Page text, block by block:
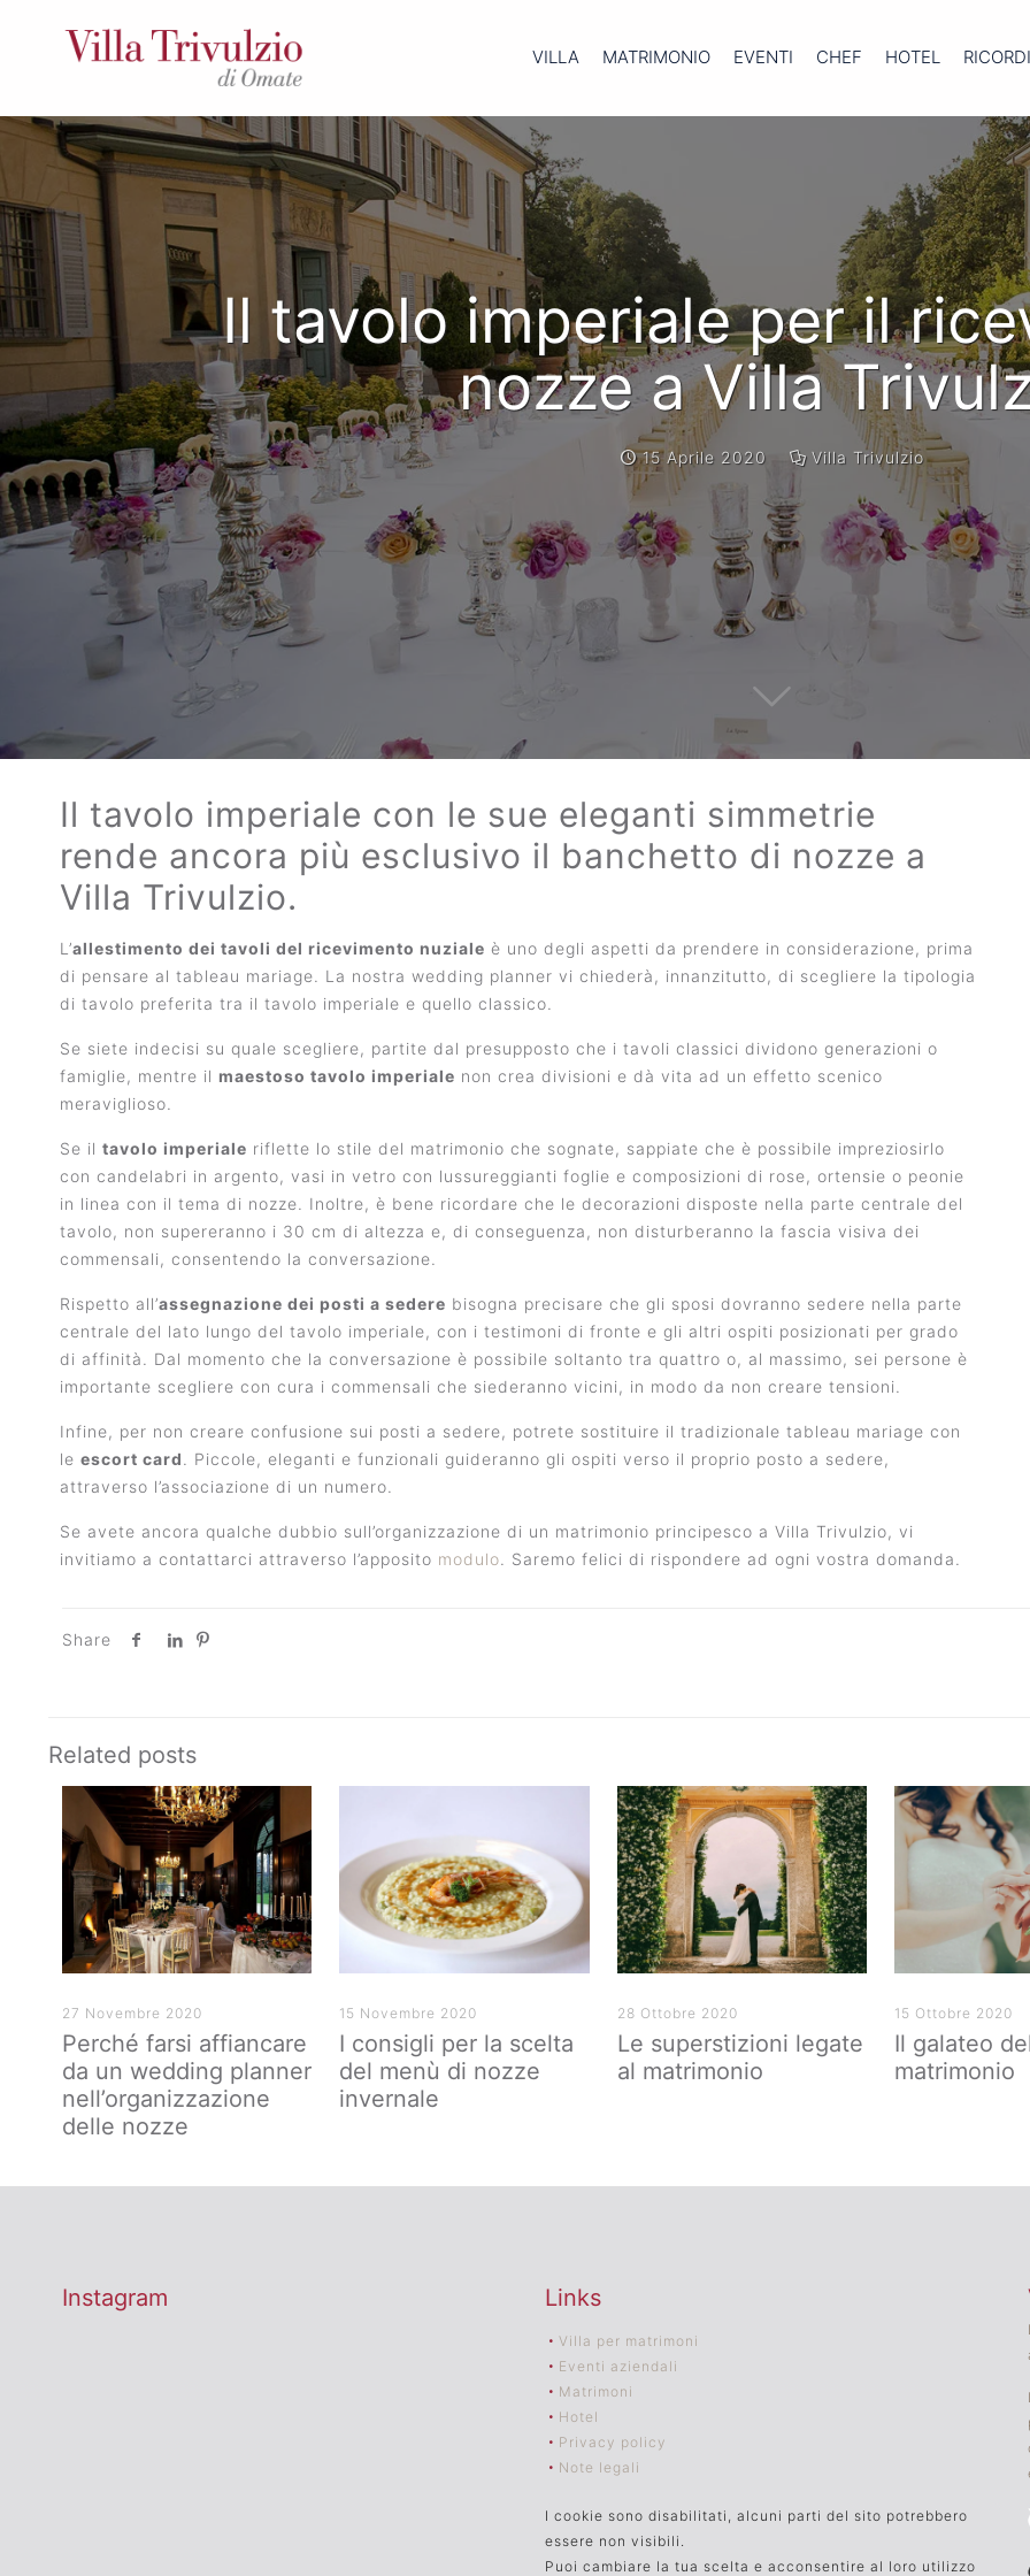
VILLA MATRIMONIO EVENTI CHEF HOTEL RICORDI
Il tavolo imperiale per il
nozze a Villa
15 Aprile 2020 Villa Trivulzio
Il tavolo imperiale con le sue eleganti simmetrie
rende ancora più esclusivo il banchetto di nozze a
Villa Trivulzio.
L’allestimento dei tavoli del ricevimento nuziale è uno degli aspetti da prendere in considerazione, prima
di pensare al tableau mariage. La nostra wedding planner vi chiederà, innanzitutto, di scegliere la tipologia
di tavolo preferita tra il tavolo imperiale e quello classico.
Se siete indecisi su quale scegliere, partite dal presupposto che i tavoli classici dividono generazioni o
famiglie, mentre il maestoso tavolo imperiale non crea divisioni e dà vita ad un effetto scenico
meraviglioso.
Se il tavolo imperiale riflette lo stile del matrimonio che sognate, sappiate che è possibile impreziosirlo
con candelabri in argento, vasi in vetro con lussureggianti foglie e composizioni di rose, ortensie o peonie
in linea con il tema di nozze. Inoltre, è bene ricordare che le decorazioni disposte nella parte centrale del
tavolo, non supereranno i 30 cm di altezza e, di conseguenza, non disturberanno la fascia visiva dei
commensali, consentendo la conversazione.
Rispetto all’assegnazione dei posti a sedere bisogna precisare che gli sposi dovranno sedere nella parte
centrale del lato lungo del tavolo imperiale, con i testimoni di fronte e gli altri ospiti posizionati per grado
di affinità. Dal momento che la conversazione è possibile soltanto tra quattro o, al massimo, sei persone è
importante scegliere con cura i commensali che siederanno vicini, in modo da non creare tensioni.
Infine, per non creare confusione sui posti a sedere, potrete sostituire il tradizionale tableau mariage con
le escort card. Piccole, eleganti e funzionali guideranno gli ospiti verso il proprio posto a sedere,
attraverso l’associazione di un numero.
Se avete ancora qualche dubbio sull’organizzazione di un matrimonio principesco a Villa Trivulzio, vi
invitiamo a contattarci attraverso l’apposito modulo. Saremo felici di rispondere ad ogni vostra domanda.
Share
Related posts
27 Novembre 2020
Perché farsi affiancare
da un wedding planner
nell’organizzazione
delle nozze
15 Novembre 2020
I consigli per la scelta
del menù di nozze
invernale
28 Ottobre 2020
Le superstizioni legate
al matrimonio
15 Ottobre 2020
Il galateo
matrimonio
Instagram Links
Villa per matrimoni
Eventi aziendali
Matrimoni
Hotel
Privacy policy
Note legali
I cookie sono disabilitati, alcuni parti del sito potrebbero
essere non visibili.
Puoi cambiare la tua scelta e acconsentire al loro utilizzo